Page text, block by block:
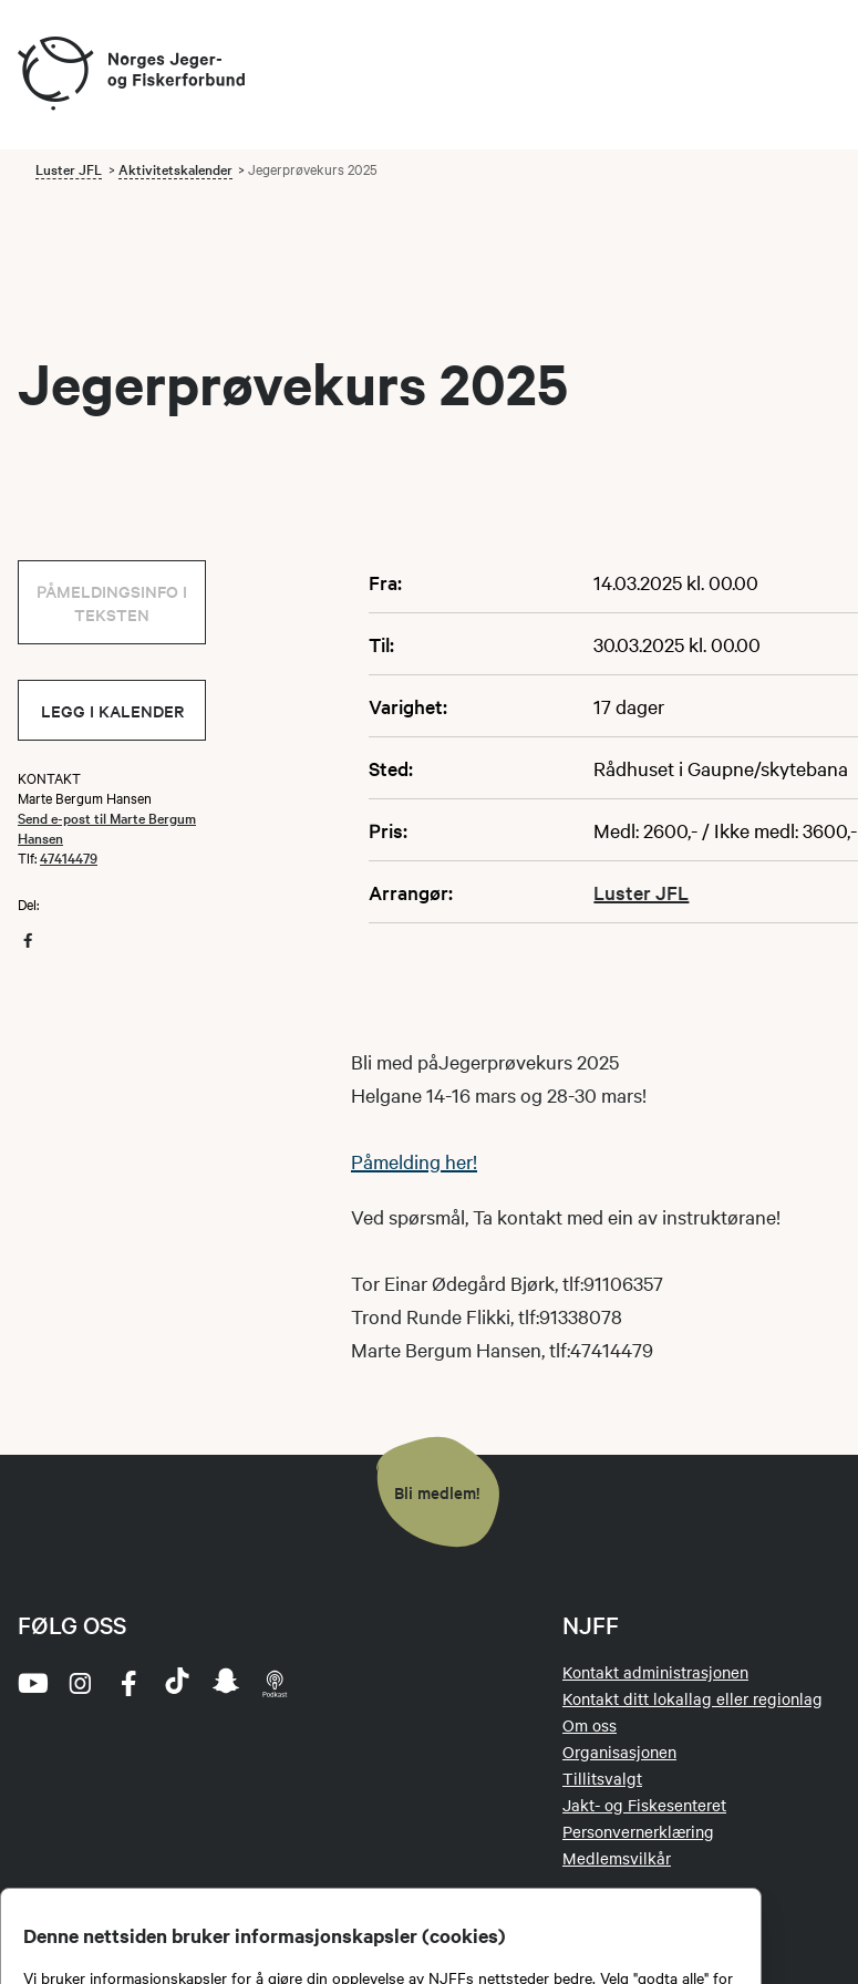
Denne nettsiden bruker informasjonskapsler (cookies)
Vi bruker informasjonskapsler for å gjøre din opplevelse av NJFFs nettsteder bedre. Velg "godta alle" for
Luster JFL Aktivitetskalender Jegerprøvekurs 2025
Jegerprøvekurs 2025
Fra: 14.03.2025 kl. 00.00
Til: 30.03.2025 kl. 00.00
Varighet: 17 dager
Sted: Rådhuset i Gaupne/skytebana
Pris: Medl: 2600,- / Ikke medl: 3600,-
Arrangør: Luster JFL
PÅMELDINGSINFO I
TEKSTEN
LEGG I KALENDER
KONTAKT
Marte Bergum Hansen
Send e-post til Marte Bergum
Hansen
Tlf:47414479
Del:
Bli med påJegerprøvekurs 2025
Helgane 14-16 mars og 28-30 mars!
Påmelding her!
Ved spørsmål, Ta kontakt med ein av instruktørane!
Tor Einar Ødegård Bjørk, tlf:91106357
Trond Runde Flikki, tlf:91338078
Marte Bergum Hansen, tlf:47414479
Bli medlem!
NJFF
Kontakt administrasjonen
Kontakt ditt lokallag eller regionlag
Om oss
Organisasjonen
Tillitsvalgt
Jakt- og Fiskesenteret
Personvernerklæring
Medlemsvilkår
FØLG OSS